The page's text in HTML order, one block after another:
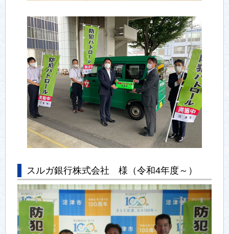
スルガ銀行株式会社 様（令和4年度～）